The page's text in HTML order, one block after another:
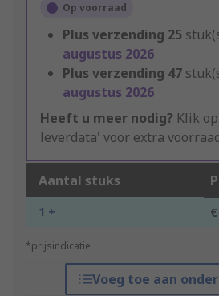
Op voorraad
Plus verzending 25
augustus 2026
Plus verzending 47
augustus 2026
Heeft u meer nodig? Klik
leverdata' voor extra
Aantal stuks
1 +
*prijsindicatie
Voeg toe aan